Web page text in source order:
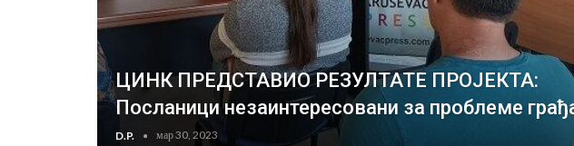
ЦИНК ПРЕДСТАВИО РЕЗУЛТАТЕ ПРОЈЕКТА:
Посланици незаинтересовани за проблеме
D.P. мар 30, 2023